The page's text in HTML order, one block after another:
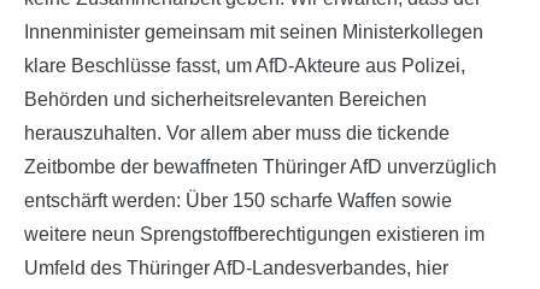
Innenminister gemeinsam mit seinen Ministerkollegen
klare Beschlüsse fasst, um AfD-Akteure aus Polizei,
Behörden und sicherheitsrelevanten Bereichen
herauszuhalten. Vor allem aber muss die tickende
Zeitbombe der bewaffneten Thüringer AfD unverzüglich
entschärft werden: Über 150 scharfe Waffen sowie
weitere neun Sprengstoffberechtigungen existieren im
Umfeld des Thüringer AfD-Landesverbandes, hier